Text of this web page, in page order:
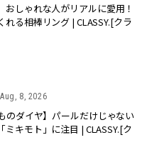
おしゃれな人がリアルに愛用！
れる相棒リング | CLASSY.[クラ
Aug, 8, 2026
のダイヤ】パールだけじゃない
ミキモト」に注目 | CLASSY.[ク